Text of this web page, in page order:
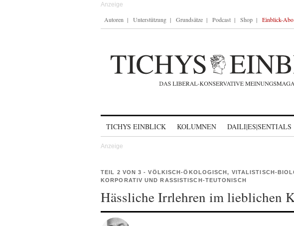
Autoren Unterstützung Grundsätze Podcast Shop Einblick-Abo
TICHYS EINBLICK KOLUMNEN DAILI|ES|SENTIALS
TEIL 2 VON 3 - VÖLKISCH-ÖKOLOGISCH, VITALISTISCH-
KORPORATIV UND RASSISTISCH-TEUTONISCH
Hässliche Irrlehren im lieblichen